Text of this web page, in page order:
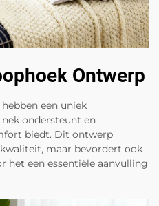
Ontwerp
een uniek
ondersteunt en
biedt. Dit ontwerp
maar bevordert ook
het een essentiële aanvulling